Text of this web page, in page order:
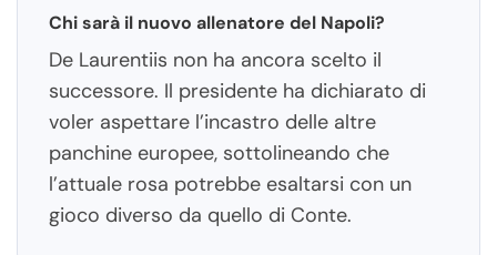
Chi sarà il nuovo allenatore del Napoli?
De Laurentiis non ha ancora scelto il
successore. Il presidente ha dichiarato di
voler aspettare l’incastro delle altre
panchine europee, sottolineando che
l’attuale rosa potrebbe esaltarsi con un
gioco diverso da quello di Conte.